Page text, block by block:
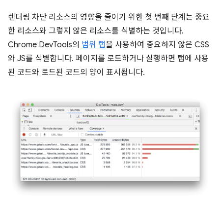
렌더링 차단 리소스의 영향을 줄이기 위한 첫 번째 단계는 중요
한 리소스와 그렇지 않은 리소스를 식별하는 것입니다.
Chrome DevTools의 범위 탭을 사용하여 중요하지 않은 CSS
와 JS를 식별합니다. 페이지를 로드하거나 실행하면 탭에 사용
된 코드와 로드된 코드의 양이 표시됩니다.